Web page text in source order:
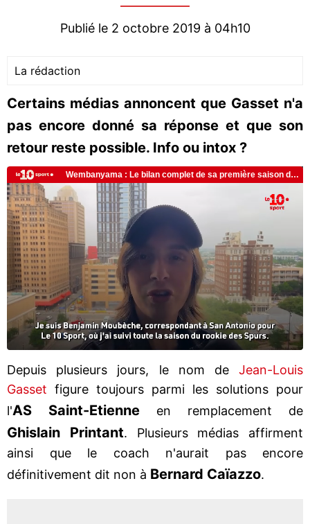
Publié le 2 octobre 2019 à 04h10
La rédaction
Certains médias annoncent que Gasset n'a
pas encore donné sa réponse et que son
retour reste possible. Info ou intox ?
Depuis plusieurs jours, le nom de Jean-Louis
Gasset figure toujours parmi les solutions pour
l'AS Saint-Etienne en remplacement de
Ghislain Printant. Plusieurs médias affirment
ainsi que le coach n'aurait pas encore
définitivement dit non à Bernard Caïazzo.